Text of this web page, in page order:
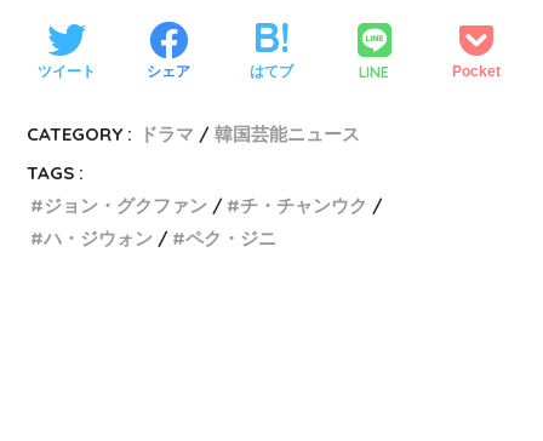
ツイート シェア はてブ LINE Pocket
CATEGORY : ドラマ
韓国芸能ニュース
TAGS :
ジョン・グクファン
チ・チャンウク
ハ・ジウォン
ペク・ジニ